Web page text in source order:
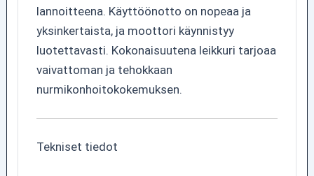
lannoitteena. Käyttöönotto on nopeaa ja
yksinkertaista, ja moottori käynnistyy
luotettavasti. Kokonaisuutena leikkuri tarjoaa
vaivattoman ja tehokkaan
nurmikonhoitokokemuksen.
Tekniset tiedot